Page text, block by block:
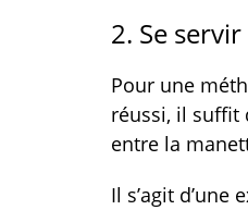
2. Se
Pour une
réussi, il suffit
entre la
Il s’agit